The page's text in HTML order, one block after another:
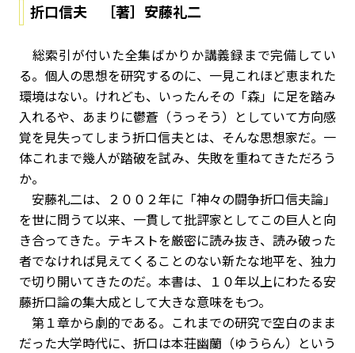
折口信夫 ［著］安藤礼二
総索引が付いた全集ばかりか講義録まで完備してい
る。個人の思想を研究するのに、一見これほど恵まれた
環境はない。けれども、いったんその「森」に足を踏み
入れるや、あまりに鬱蒼（うっそう）としていて方向感
覚を見失ってしまう――折口信夫とは、そんな思想家だ。一
体これまで幾人が踏破を試み、失敗を重ねてきただろう
か。
安藤礼二は、２００２年に「神々の闘争――折口信夫論」
を世に問うて以来、一貫して批評家としてこの巨人と向
き合ってきた。テキストを厳密に読み抜き、読み破った
者でなければ見えてくることのない新たな地平を、独力
で切り開いてきたのだ。本書は、１０年以上にわたる安
藤折口論の集大成として大きな意味をもつ。
第１章から劇的である。これまでの研究で空白のまま
だった大学時代に、折口は本荘幽蘭（ゆうらん）という